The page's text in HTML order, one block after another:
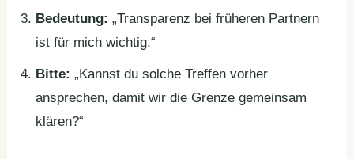
Bedeutung: „Transparenz bei früheren Partnern
ist für mich wichtig.“
Bitte: „Kannst du solche Treffen vorher
ansprechen, damit wir die Grenze gemeinsam
klären?“